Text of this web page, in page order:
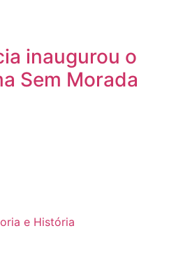
inaugurou o
Sem Morada
e História